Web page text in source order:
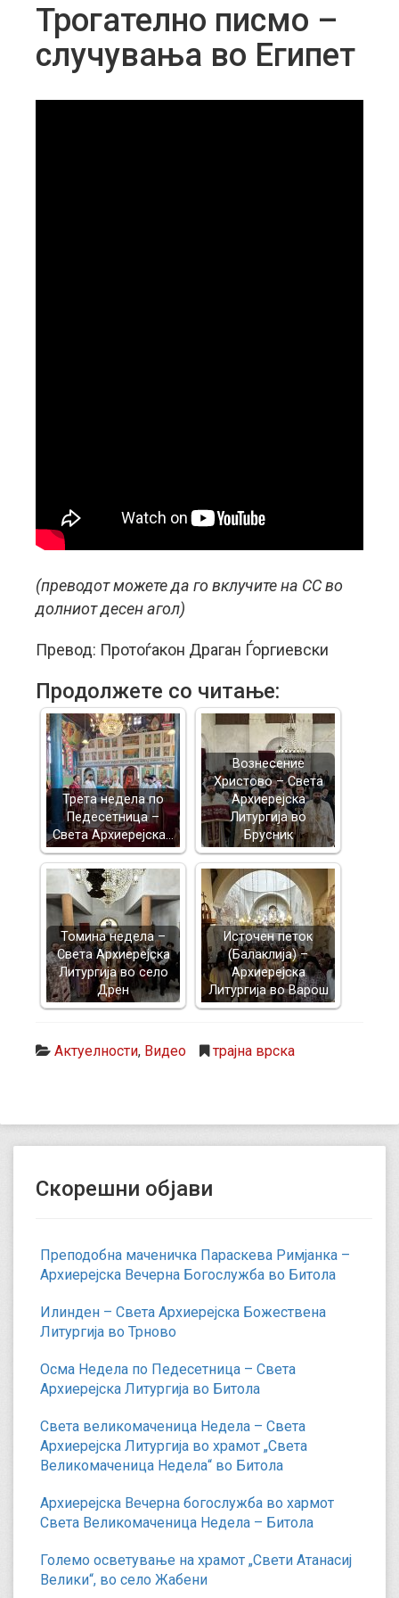
Трогателно писмо –
случувања во Египет
(преводот можете да го вклучите на CC во
долниот десен агол)
Превод: Протоѓакон Драган Ѓоргиевски
Продолжете со читање:
Трета недела по
Педесетница –
Света Архиерејска…
Вознесение
Христово – Света
Архиерејска
Литургија во
Брусник
Томина недела –
Света Архиерејска
Литургија во село
Дрен
Источен петок
(Балаклија) –
Архиерејска
Литургија во Варош
Актуелности, Видео трајна врска
Скорешни објави
Преподобна маченичка Параскева Римјанка –
Архиерејска Вечерна Богослужба во Битола
Илинден – Света Архиерејска Божествена
Литургија во Трново
Осма Недела по Педесетница – Света
Архиерејска Литургија во Битола
Света великомаченица Недела – Света
Архиерејска Литургија во храмот „Света
Великомаченица Недела“ во Битола
Архиерејска Вечерна богослужба во хармот
Света Великомаченица Недела – Битола
Големо осветување на храмот „Свети Атанасиј
Велики“, во село Жабени